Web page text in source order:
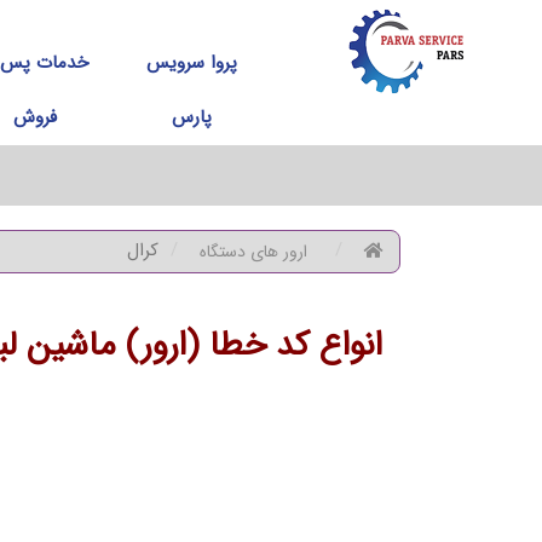
پروا سرویس
پارس
خدمات پس
فروش
ارور های دستگاه کرال
انواع کد خطا (ارور) ماشین